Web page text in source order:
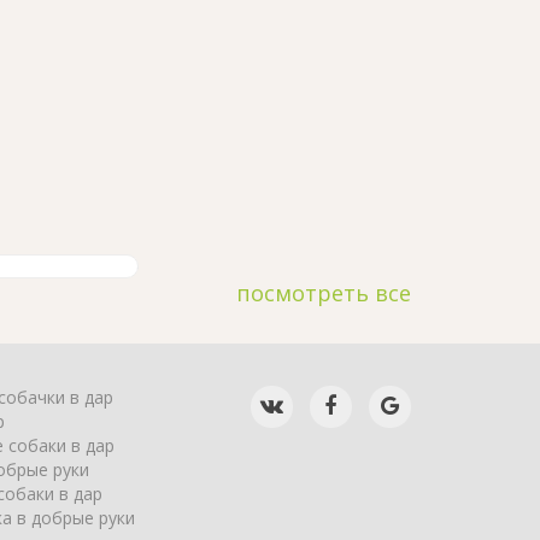
посмотреть все
в дар
собаки в дар
руки
в дар
в добрые руки